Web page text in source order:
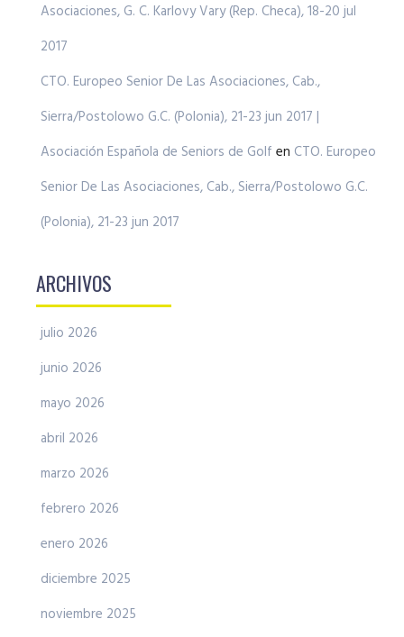
Asociaciones, G. C. Karlovy Vary (Rep. Checa), 18-20 jul
2017
CTO. Europeo Senior De Las Asociaciones, Cab.,
Sierra/Postolowo G.C. (Polonia), 21-23 jun 2017 |
Asociación Española de Seniors de Golf en CTO. Europeo
Senior De Las Asociaciones, Cab., Sierra/Postolowo G.C.
(Polonia), 21-23 jun 2017
ARCHIVOS
julio 2026
junio 2026
mayo 2026
abril 2026
marzo 2026
febrero 2026
enero 2026
diciembre 2025
noviembre 2025